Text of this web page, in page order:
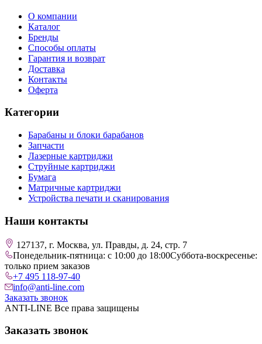
О компании
Каталог
Бренды
Способы оплаты
Гарантия и возврат
Доставка
Контакты
Оферта
Категории
Барабаны и блоки барабанов
Запчасти
Лазерные картриджи
Струйные картриджи
Бумага
Матричные картриджи
Устройства печати и сканирования
Наши контакты
127137, г. Москва, ул. Правды, д. 24, стр. 7
Понедельник-пятница: с 10:00 до 18:00Суббота-воскресенье:
только прием заказов
+7 495 118-97-40
info@anti-line.com
Заказать звонок
ANTI-LINE Все права защищены
Заказать звонок